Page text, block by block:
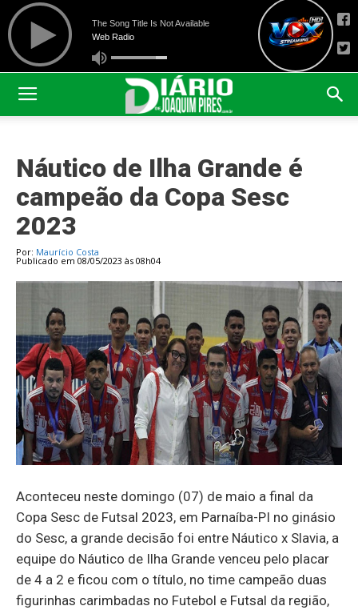
Náutico de Ilha Grande é
campeão da Copa Sesc
2023
Por: Maurício Costa
Publicado em 08/05/2023 às 08h04
Aconteceu neste domingo (07) de maio a final da
Copa Sesc de Futsal 2023, em Parnaíba-PI no ginásio
do Sesc, a grande decisão foi entre Náutico x Slavia, a
equipe do Náutico de Ilha Grande venceu pelo placar
de 4 a 2 e ficou com o título, no time campeão duas
figurinhas carimbadas no Futebol e Futsal da região,